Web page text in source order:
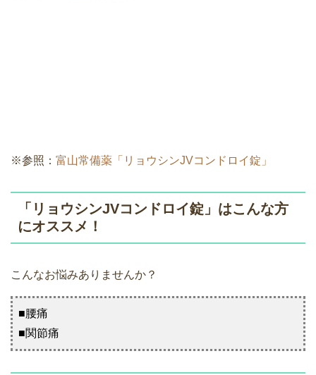
※参照： 富山常備薬「リョウシンJVコンドロイ錠」
「リョウシンJVコンドロイ錠」はこんな方
にオススメ！
こんなお悩みありませんか？
■腰痛
■関節痛